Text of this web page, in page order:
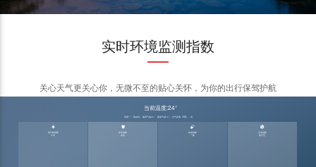
实时环境监测指数
关心天气更关心你，无微不至的贴心关怀，为你的出行保驾护航
当前温度:24°
星期一， 现在晴， 最高气温33°， 最低气温16°， 空气质量（AQI）：优

紫外线指数
中等

穿衣指数
炎热

旅游指数
一般

运动指数
较不宜